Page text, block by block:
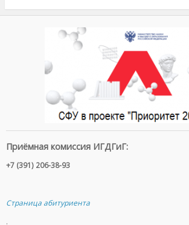
Приёмная комиссия ИГДГиГ:
+7 (391) 206-38-93
Страница абитуриента
.